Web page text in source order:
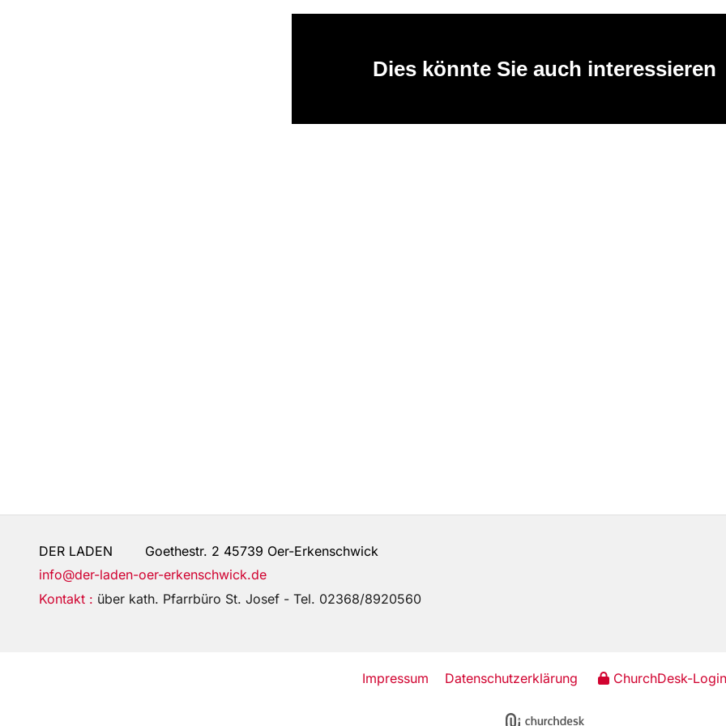
Dies könnte Sie auch interessieren
DER LADEN Goethestr. 2 45739 Oer-Erkenschwick
info@der-laden-oer-erkenschwick.de
Kontakt : über kath. Pfarrbüro St. Josef - Tel. 02368/8920560
Impressum Datenschutzerklärung ChurchDesk-Login